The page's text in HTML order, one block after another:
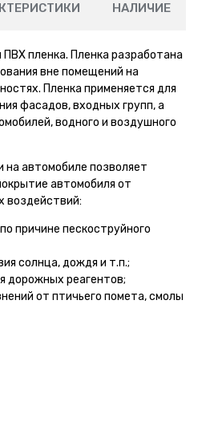
НАЛИЧИЕ
пленка. Пленка разработана
вне помещений на
Пленка применяется для
фасадов, входных групп, а
водного и воздушного
на автомобиле позволяет
автомобиля от
воздействий:
причине пескоструйного
солнца, дождя и т.п.;
дорожных реагентов;
от птичьего помета, смолы